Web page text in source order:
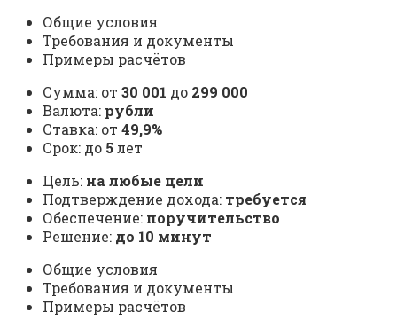
Общие условия
Требования и документы
Примеры расчётов
Сумма: от 30 001 до 299 000
Валюта: рубли
Ставка: от 49,9%
Срок: до 5лет
Цель: на любые цели
Подтверждение дохода: требуется
Обеспечение: поручительство
Решение: до 10 минут
Общие условия
Требования и документы
Примеры расчётов